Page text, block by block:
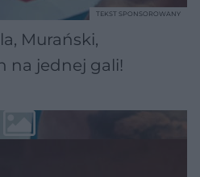
Murański,
na jednej gali!
TEKST SPONSOROWANY